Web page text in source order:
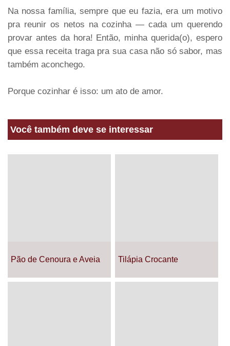
Na nossa família, sempre que eu fazia, era um motivo
pra reunir os netos na cozinha — cada um querendo
provar antes da hora! Então, minha querida(o), espero
que essa receita traga pra sua casa não só sabor, mas
também aconchego.
Porque cozinhar é isso: um ato de amor.
Você também deve se interessar
Pão de Cenoura e Aveia Tilápia Crocante